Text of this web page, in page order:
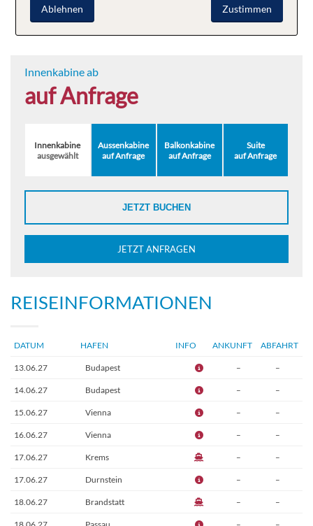
Innenkabine ab
auf Anfrage
Innenkabine
ausgewählt
Aussenkabine
auf Anfrage
Balkonkabine
auf Anfrage
Suite
auf Anfrage
JETZT BUCHEN
JETZT ANFRAGEN
REISEINFORMATIONEN
DATUM HAFEN INFO ANKUNFT ABFAHRT
13.06.27 Budapest – –
14.06.27 Budapest – –
15.06.27 Vienna – –
16.06.27 Vienna – –
17.06.27 Krems – –
17.06.27 Durnstein – –
18.06.27 Brandstatt – –
Zustimmen
Ablehnen